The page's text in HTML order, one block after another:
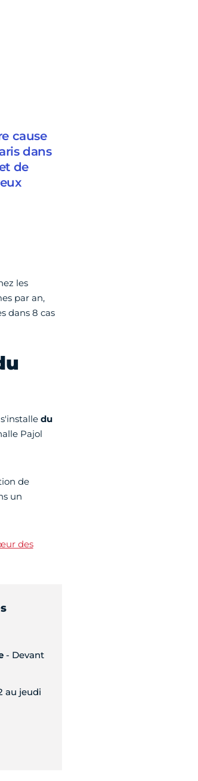
cause
dans
de
les
par an,
dans 8 cas
s'installedu
Pajol
de
un
des
- Devant
au jeudi